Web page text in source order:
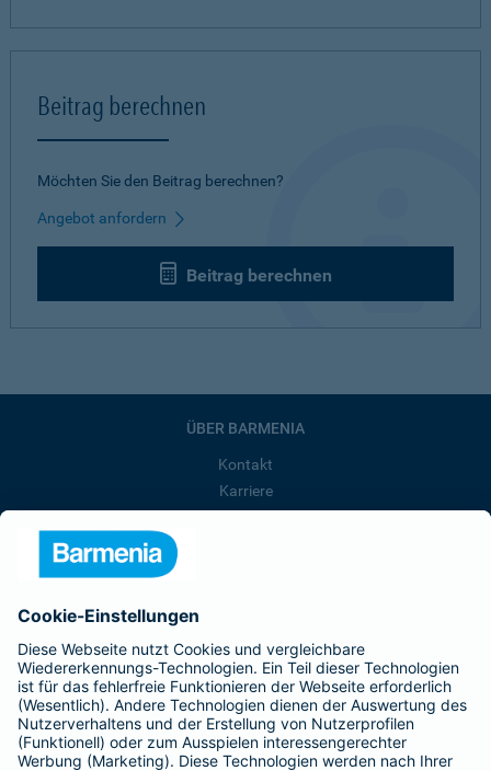
Beitrag berechnen
Möchten Sie den Beitrag berechnen?
Angebot anfordern
Beitrag berechnen
ÜBER BARMENIA
Kontakt
Karriere
Barmenia ist Teil der BarmeniaGothaer
BELIEBTE SEITEN
Kranken-Zusatzversicherung
Tierversicherungen
Haftpflichtversicherung